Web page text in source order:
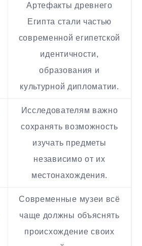
Артефакты древнего
Египта стали частью
современной египетской
идентичности,
образования и
культурной дипломатии.
Исследователям важно
сохранять возможность
изучать предметы
независимо от их
местонахождения.
Современные музеи всё
чаще должны объяснять
происхождение своих